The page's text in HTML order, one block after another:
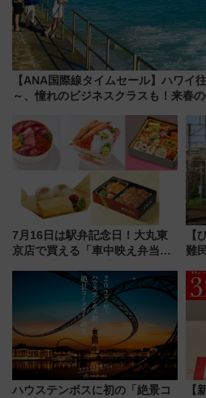
【ANA国際線タイムセール】ハワイ
～、憧れのビジネスクラスも！来春
7月16日は駅弁記念日！大丸東
京店で買える「車中映え弁当」
【
難
ロ
ハウステンボスに初の「絶景コ
【